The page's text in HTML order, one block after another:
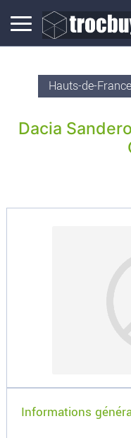
Hauts-de-France
Dacia
Informations